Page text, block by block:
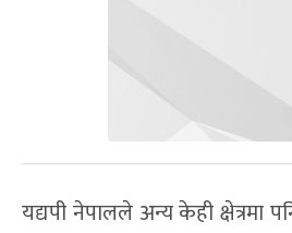
यद्यपी नेपालले अन्य केही क्षेत्रमा